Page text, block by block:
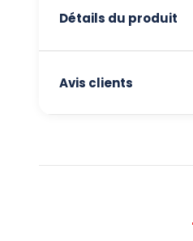
Détails du produit
Avis clients